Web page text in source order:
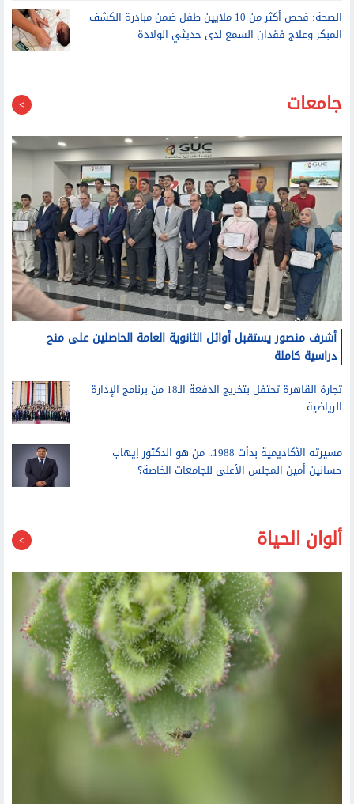
الصحة: فحص أكثر من 10 ملايين طفل ضمن مبادرة الكشف
المبكر وعلاج فقدان السمع لدى حديثي الولادة
جامعات
أشرف منصور يستقبل أوائل الثانوية العامة الحاصلين على منح
دراسية كاملة
تجارة القاهرة تحتفل بتخريج الدفعة الـ18 من برنامج الإدارة
الرياضية
مسيرته الأكاديمية بدأت 1988.. من هو الدكتور إيهاب
حسانين أمين المجلس الأعلى للجامعات الخاصة؟
ألوان الحياة